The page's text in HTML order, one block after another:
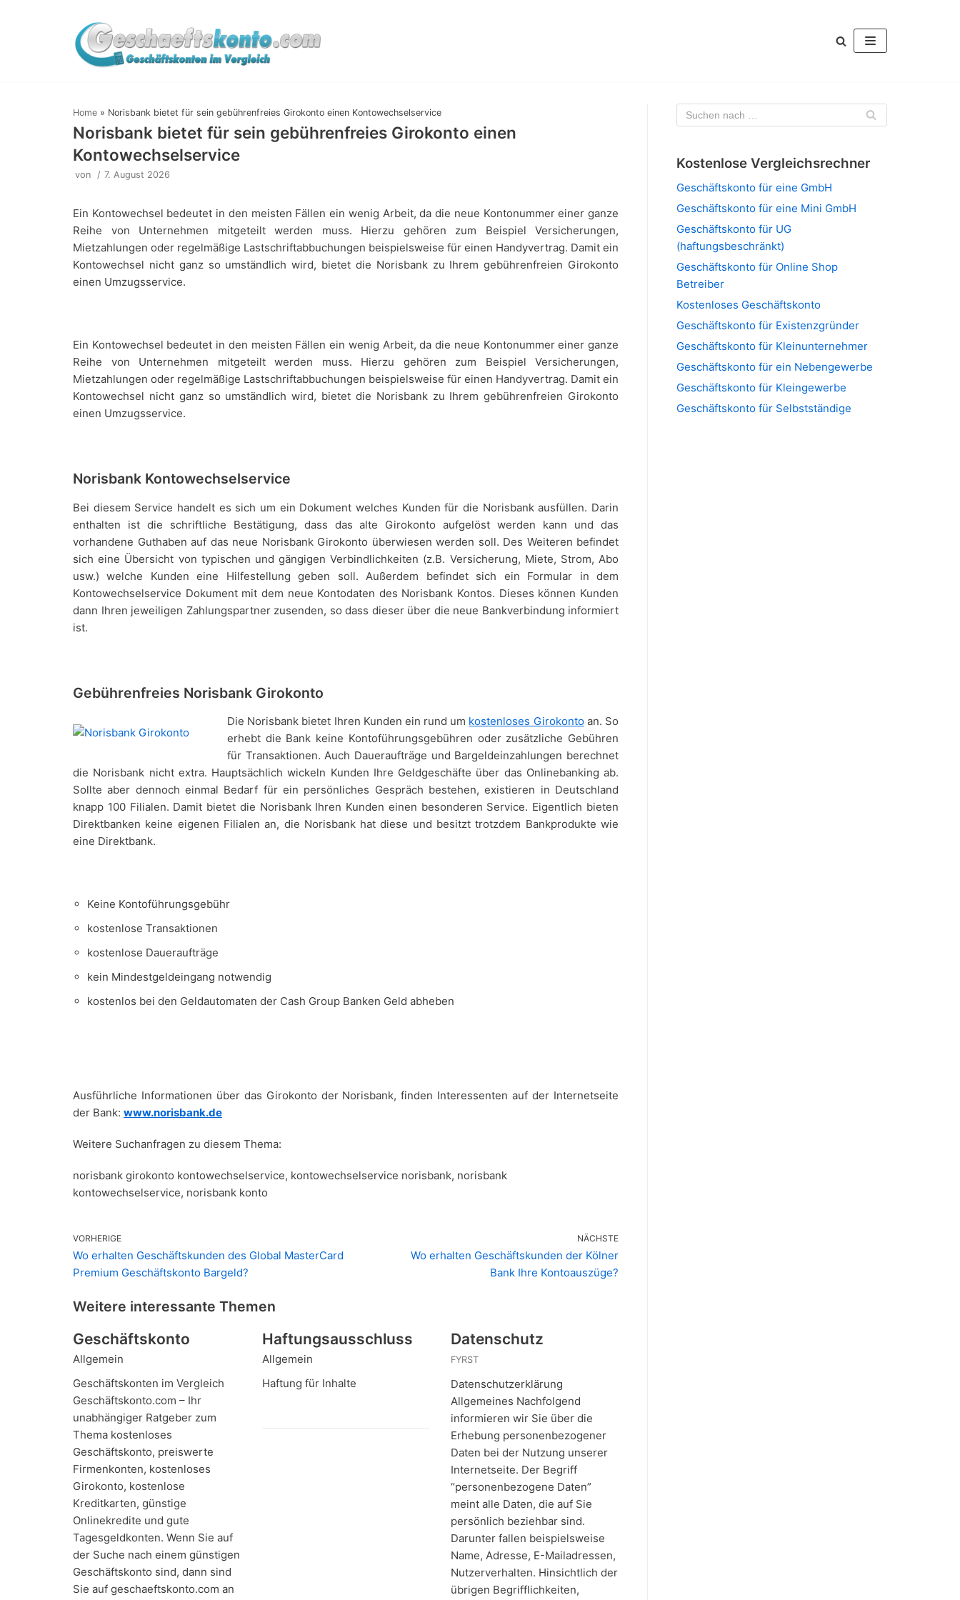
Home » Norisbank bietet für sein gebührenfreies Girokonto einen Kontowechselservice
Norisbank bietet für sein gebührenfreies Girokonto einen
Kontowechselservice
von 7. August 2026
Ein Kontowechsel bedeutet in den meisten Fällen ein wenig Arbeit, da die neue Kontonummer einer ganze
Reihe von Unternehmen mitgeteilt werden muss. Hierzu gehören zum Beispiel Versicherungen,
Mietzahlungen oder regelmäßige Lastschriftabbuchungen beispielsweise für einen Handyvertrag. Damit ein
Kontowechsel nicht ganz so umständlich wird, bietet die Norisbank zu Ihrem gebührenfreien Girokonto
einen Umzugsservice.
Ein Kontowechsel bedeutet in den meisten Fällen ein wenig Arbeit, da die neue Kontonummer einer ganze
Reihe von Unternehmen mitgeteilt werden muss. Hierzu gehören zum Beispiel Versicherungen,
Mietzahlungen oder regelmäßige Lastschriftabbuchungen beispielsweise für einen Handyvertrag. Damit ein
Kontowechsel nicht ganz so umständlich wird, bietet die Norisbank zu Ihrem gebührenfreien Girokonto
einen Umzugsservice.
Norisbank Kontowechselservice
Bei diesem Service handelt es sich um ein Dokument welches Kunden für die Norisbank ausfüllen. Darin
enthalten ist die schriftliche Bestätigung, dass das alte Girokonto aufgelöst werden kann und das
vorhandene Guthaben auf das neue Norisbank Girokonto überwiesen werden soll. Des Weiteren befindet
sich eine Übersicht von typischen und gängigen Verbindlichkeiten (z.B. Versicherung, Miete, Strom, Abo
usw.) welche Kunden eine Hilfestellung geben soll. Außerdem befindet sich ein Formular in dem
Kontowechselservice Dokument mit dem neue Kontodaten des Norisbank Kontos. Dieses können Kunden
dann Ihren jeweiligen Zahlungspartner zusenden, so dass dieser über die neue Bankverbindung informiert
ist.
Gebührenfreies Norisbank Girokonto
Die Norisbank bietet Ihren Kunden ein rund um kostenloses Girokontoan. So
erhebt die Bank keine Kontoführungsgebühren oder zusätzliche Gebühren
für Transaktionen. Auch Daueraufträge und Bargeldeinzahlungen berechnet
die Norisbank nicht extra. Hauptsächlich wickeln Kunden Ihre Geldgeschäfte über das Onlinebanking ab.
Sollte aber dennoch einmal Bedarf für ein persönliches Gespräch bestehen, existieren in Deutschland
knapp 100 Filialen. Damit bietet die Norisbank Ihren Kunden einen besonderen Service. Eigentlich bieten
Direktbanken keine eigenen Filialen an, die Norisbank hat diese und besitzt trotzdem Bankprodukte wie
eine Direktbank.
Keine Kontoführungsgebühr
kostenlose Transaktionen
kostenlose Daueraufträge
kein Mindestgeldeingang notwendig
kostenlos bei den Geldautomaten der Cash Group Banken Geld abheben
Ausführliche Informationen über das Girokonto der Norisbank, finden Interessenten auf der Internetseite
der Bank: www.norisbank.de
Weitere Suchanfragen zu diesem Thema:
norisbank girokonto kontowechselservice, kontowechselservice norisbank, norisbank
kontowechselservice, norisbank konto
VORHERIGE
Wo erhalten Geschäftskunden des Global MasterCard
Premium Geschäftskonto Bargeld?
NÄCHSTE
Wo erhalten Geschäftskunden der Kölner
Bank Ihre Kontoauszüge?
Weitere interessante Themen
Geschäftskonto
Allgemein
Geschäftskonten im Vergleich
Geschäftskonto.com – Ihr
unabhängiger Ratgeber zum
Thema kostenloses
Geschäftskonto, preiswerte
Firmenkonten, kostenloses
Girokonto, kostenlose
Kreditkarten, günstige
Onlinekredite und gute
Tagesgeldkonten. Wenn Sie auf
der Suche nach einem günstigen
Geschäftskonto sind, dann sind
Sie auf geschaeftskonto.com an
Haftungsausschluss
Allgemein
Haftung für Inhalte
Datenschutz
FYRST
Datenschutzerklärung
Allgemeines Nachfolgend
informieren wir Sie über die
Erhebung personenbezogener
Daten bei der Nutzung unserer
Internetseite. Der Begriff
“personenbezogene Daten”
meint alle Daten, die auf Sie
persönlich beziehbar sind.
Darunter fallen beispielsweise
Name, Adresse, E-Mailadressen,
Nutzerverhalten. Hinsichtlich der
übrigen Begrifflichkeiten,
Kostenlose Vergleichsrechner
Geschäftskonto für eine GmbH
Geschäftskonto für eine Mini GmbH
Geschäftskonto für UG
(haftungsbeschränkt)
Geschäftskonto für Online Shop
Betreiber
Kostenloses Geschäftskonto
Geschäftskonto für Existenzgründer
Geschäftskonto für Kleinunternehmer
Geschäftskonto für ein Nebengewerbe
Geschäftskonto für Kleingewerbe
Geschäftskonto für Selbstständige